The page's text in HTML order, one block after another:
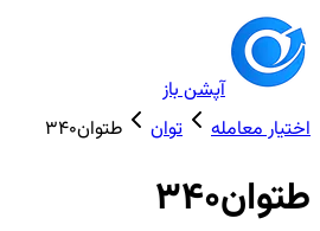
آپشن باز
اختیار معامله
توان طتوان340
طتوان340